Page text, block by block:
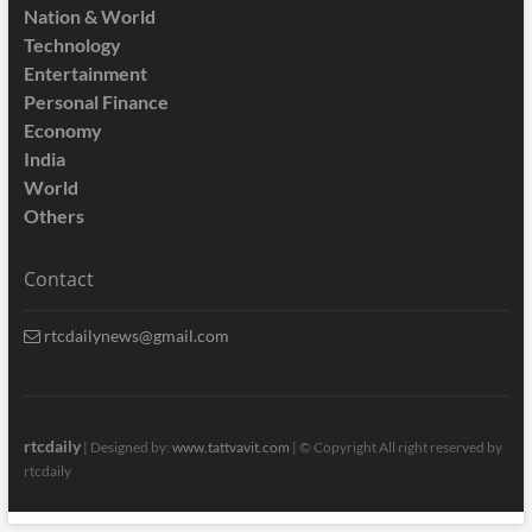
Nation & World
Technology
Entertainment
Personal Finance
Economy
India
World
Others
Contact
rtcdailynews@gmail.com
rtcdaily| Designed by: www.tattvavit.com | © Copyright All right reserved by
rtcdaily